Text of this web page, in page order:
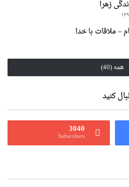
زهرا
– ملاقات با خدا
همه (40)
کنید
3040
Subscribers